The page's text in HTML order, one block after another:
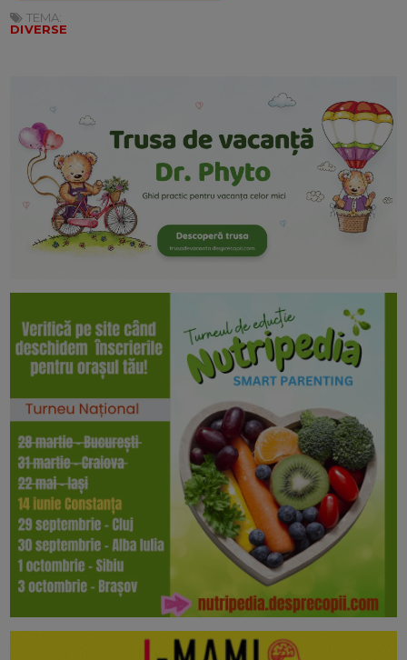
TEMA:
DIVERSE